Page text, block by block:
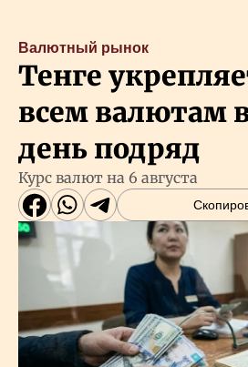
Валютный рынок
Тенге
всем валютам
день подряд
Курс валют на 6 августа